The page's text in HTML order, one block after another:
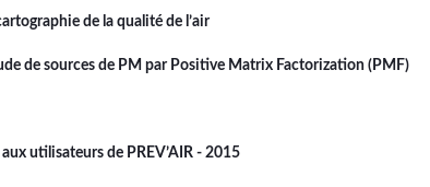
de la qualité de l’air
de sources de PM par Positive Matrix Factorization (PMF)
utilisateurs de PREV’AIR - 2015